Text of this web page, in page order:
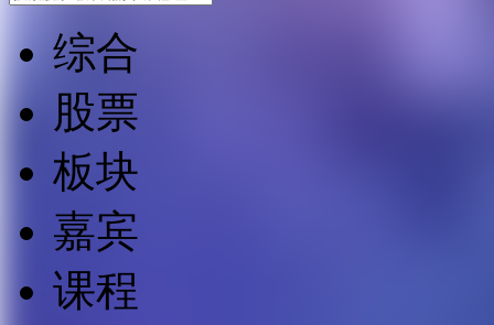
综合
股票
板块
嘉宾
课程